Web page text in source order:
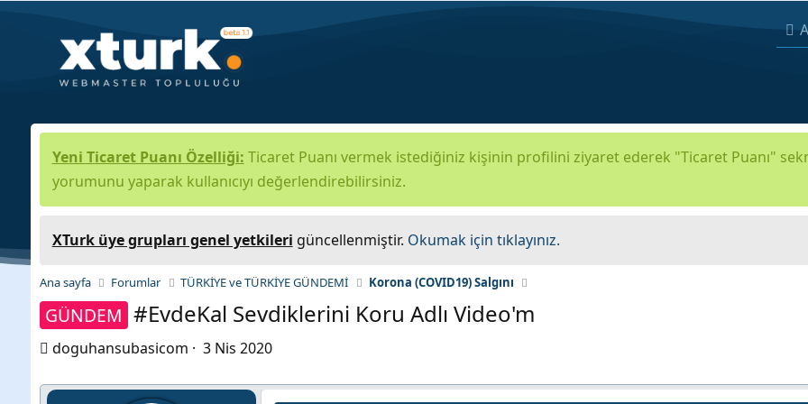
Yeni Ticaret Puanı Özelliği: Ticaret Puanı vermek istediğiniz kişinin profilini ziyaret ederek "Ticaret Puanı"
yorumunu yaparak kullanıcıyı değerlendirebilirsiniz.
XTurk üye grupları genel yetkileri güncellenmiştir. Okumak için tıklayınız.
Ana sayfa Forumlar TÜRKİYE ve TÜRKİYE GÜNDEMİ Korona (COVID19) Salgını
GÜNDEM #EvdeKal Sevdiklerini Koru Adlı Video'm
K
n
doguhansubasicom
B
ş
3 Nis 2020